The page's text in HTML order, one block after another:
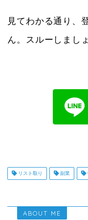
見てわかる通り、
ん。スルーしまし
リスト取り 副業
ABOUT ME